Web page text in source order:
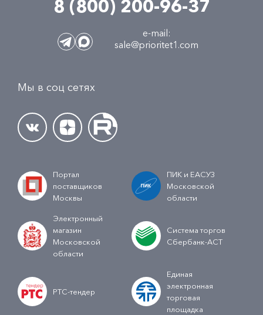
8 (800) 200-96-37
e-mail:
sale@prioritet1.com
Мы в соц сетях
Портал
поставщиков
Москвы
ПИК и ЕАСУЗ
Московской
области
Электронный
магазин
Московской
области
Система торгов
Сбербанк-АСТ
РТС-тендер
Единая
электронная
торговая
площадка